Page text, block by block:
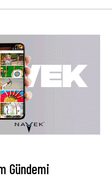
Gündemi